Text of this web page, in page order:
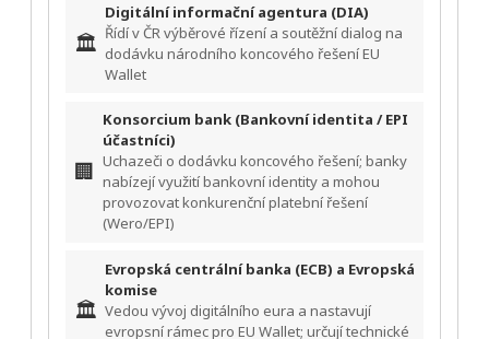
🏛️
Digitální informační agentura (DIA)
Řídí v ČR výběrové řízení a soutěžní dialog na
dodávku národního koncového řešení EU
Wallet
🏢
Konsorcium bank (Bankovní identita / EPI
účastníci)
Uchazeči o dodávku koncového řešení; banky
nabízejí využití bankovní identity a mohou
provozovat konkurenční platební řešení
(Wero/EPI)
🏛️
Evropská centrální banka (ECB) a Evropská
komise
Vedou vývoj digitálního eura a nastavují
evropsní rámec pro EU Wallet; určují technické